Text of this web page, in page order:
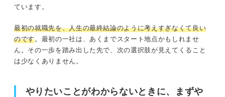
ています。
最初の就職先を、人生の最終結論のように考えすぎなくて良い
のです。最初の一社は、あくまでスタート地点かもしれませ
ん。その一歩を踏み出した先で、次の選択肢が見えてくること
は少なくありません。
やりたいことがわからないときに、まずや